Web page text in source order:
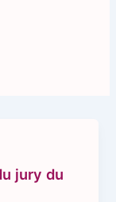
jury du